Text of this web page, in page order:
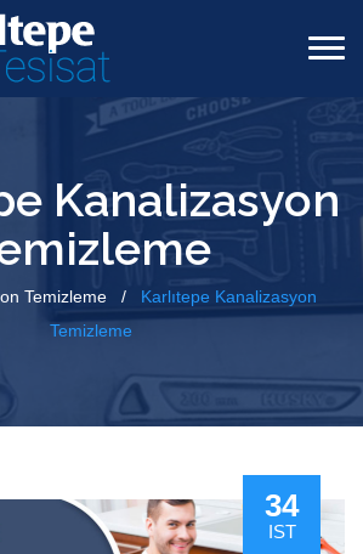
Kanalizasyon
Temizleme /
Karlıtepe Kanalizasyon
Temizleme
34
IST